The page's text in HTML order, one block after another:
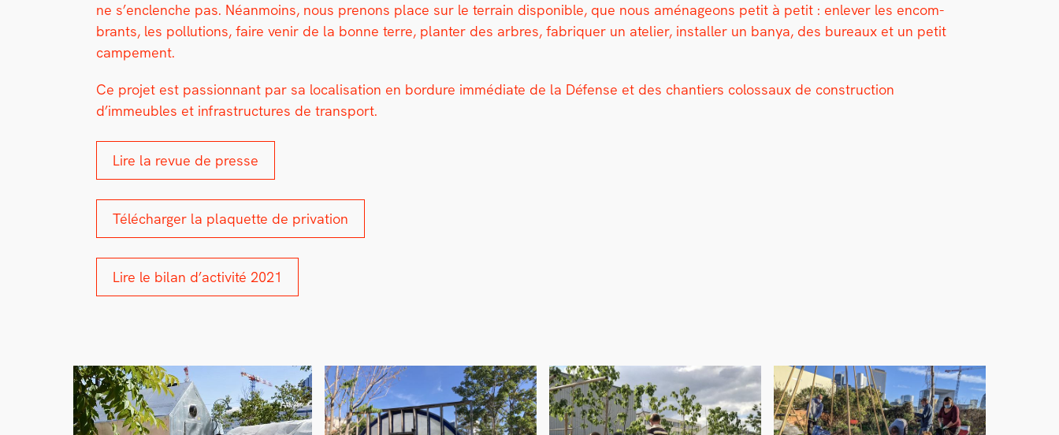
ne s’enclenche pas. Néan­moins, nous prenons place sur le ter­rain disponible, que nous amé­na­geons petit à petit : enlever les encom­
brants, les pol­lu­tions, faire venir de la bonne terre, planter des arbres, fab­ri­quer un ate­lier, installer un banya, des bureaux et un petit
campe­ment.
Ce pro­jet est pas­sion­nant par sa local­i­sa­tion en bor­dure immé­di­ate de la Défense et des chantiers colos­saux de con­struc­tion
d’immeubles et infra­struc­tures de trans­port.
Lire la revue de presse
Télécharg­er la pla­que­tte de pri­va­tion
Lire le bilan d’ac­tiv­ité 2021